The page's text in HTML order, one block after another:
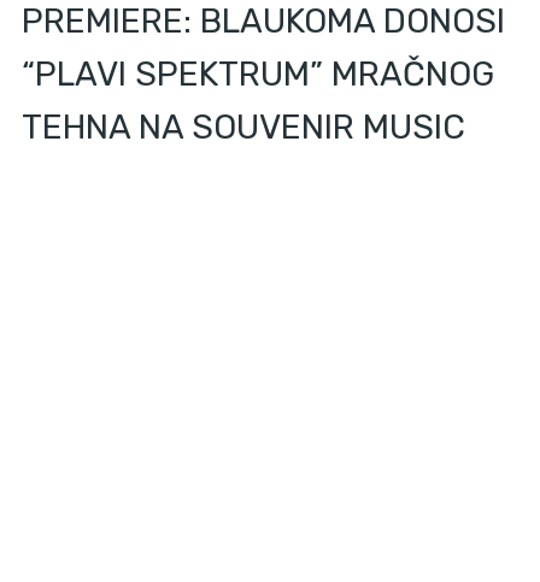
PREMIERE: BLAUKOMA DONOSI
“PLAVI SPEKTRUM” MRAČNOG
TEHNA NA SOUVENIR MUSIC